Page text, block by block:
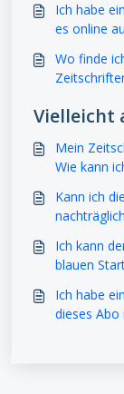
Ich habe
es online
Wo finde
Vielleicht
Mein
Wie kann
Kann ich
Ich kann
blauen
Ich habe
dieses Abo